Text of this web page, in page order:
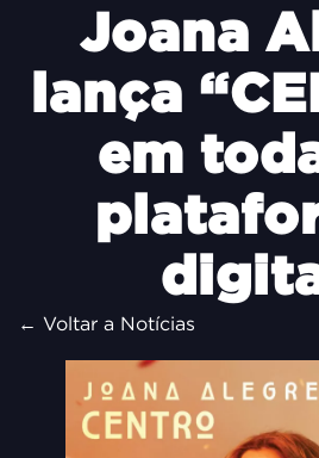
Joana
lança
em
← Voltar a Notícias